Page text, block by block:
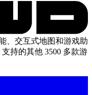
、交互式地图和游戏助
持的其他 3500 多款游